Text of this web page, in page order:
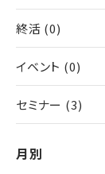
終活 (0)
イベント (0)
セミナー (3)
月別